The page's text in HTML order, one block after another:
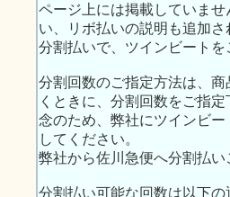
ページ上には掲載していま
い、リボ払いの説明も追加
分割払いで、ツインビート
分割回数のご指定方法は、
くときに、分割回数をご指定
念のため、弊社にツインビ
してください。
弊社から佐川急便へ分割払い
分割払い可能な回数は以下の